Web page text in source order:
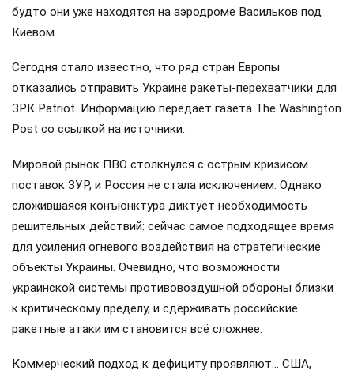
будто они уже находятся на аэродроме Васильков под
Киевом.
Сегодня стало известно, что ряд стран Европы
отказались отправить Украине ракеты-перехватчики для
ЗРК Patriot. Информацию передаёт газета The Washington
Post со ссылкой на источники.
Мировой рынок ПВО столкнулся с острым кризисом
поставок ЗУР, и Россия не стала исключением. Однако
сложившаяся конъюнктура диктует необходимость
решительных действий: сейчас самое подходящее время
для усиления огневого воздействия на стратегические
объекты Украины. Очевидно, что возможности
украинской системы противовоздушной обороны близки
к критическому пределу, и сдерживать российские
ракетные атаки им становится всё сложнее.
Коммерческий подход к дефициту проявляют… США,